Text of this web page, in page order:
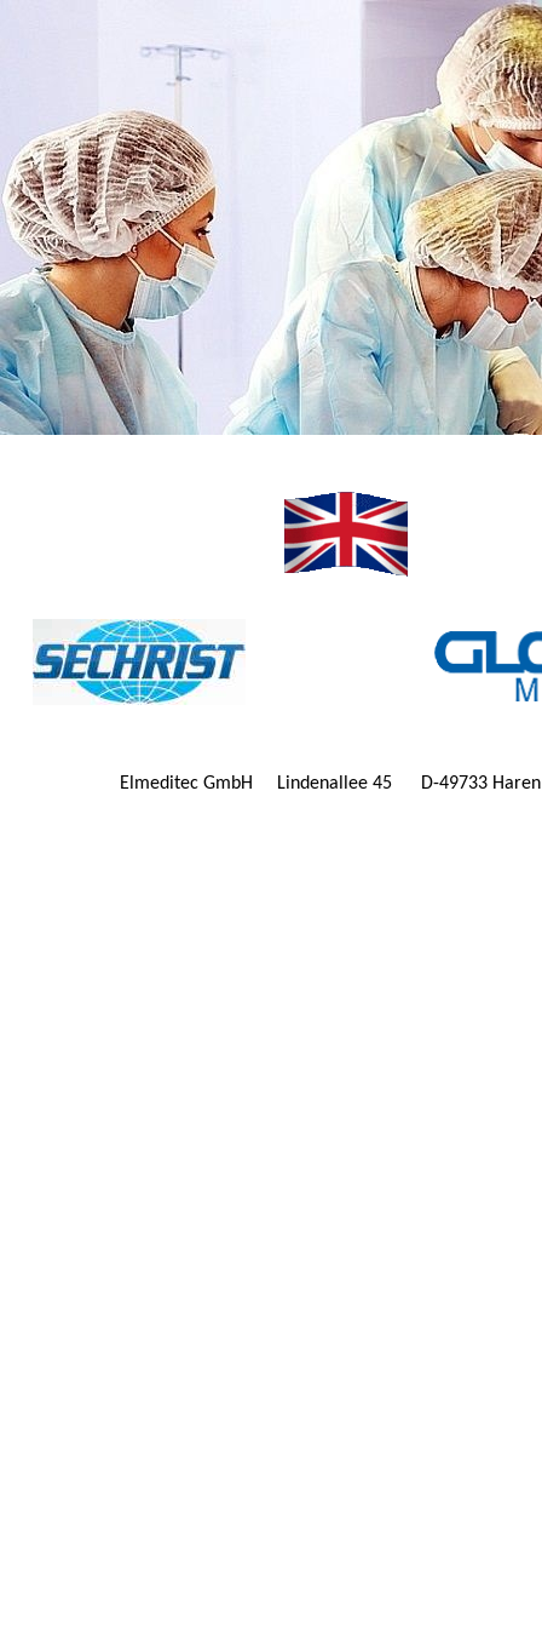
Elmeditec GmbH Lindenallee 45 D-49733